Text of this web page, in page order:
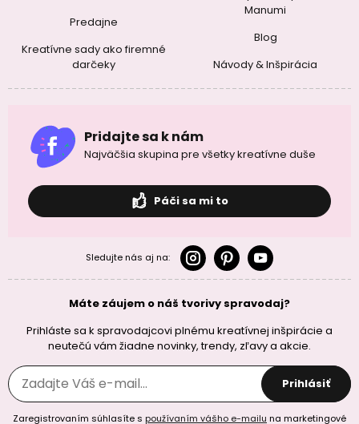
Predajne
Kreatívne sady ako firemné
darčeky
Manumi
Blog
Návody & Inšpirácia
Pridajte sa k nám
Najväčšia skupina pre všetky kreatívne duše
Páči sa mi to
Sledujte nás aj na:
Máte záujem o náš tvorivy spravodaj?
Prihláste sa k spravodajcovi plnému kreatívnej inšpirácie a
neutečú vám žiadne novinky, trendy, zľavy a akcie.
Prihlásiť
Zaregistrovaním súhlasíte s používaním vášho e-mailu na marketingové